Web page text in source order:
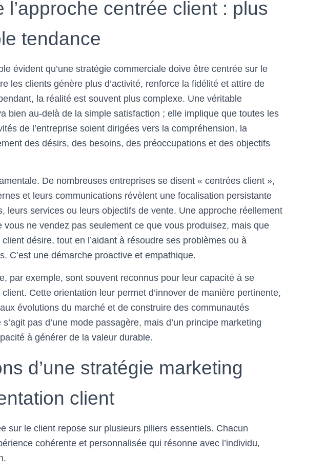
l’approche centrée client : plus
tendance
évident qu’une stratégie commerciale doive être centrée sur le
les clients génère plus d’activité, renforce la fidélité et attire de
la réalité est souvent plus complexe. Une véritable
bien au-delà de la simple satisfaction ; elle implique que toutes les
de l’entreprise soient dirigées vers la compréhension, la
des désirs, des besoins, des préoccupations et des objectifs
De nombreuses entreprises se disent « centrées client »,
et leurs communications révèlent une focalisation persistante
leurs services ou leurs objectifs de vente. Une approche réellement
vous ne vendez pas seulement ce que vous produisez, mais que
désire, tout en l’aidant à résoudre ses problèmes ou à
C’est une démarche proactive et empathique.
par exemple, sont souvent reconnus pour leur capacité à se
Cette orientation leur permet d’innover de manière pertinente,
évolutions du marché et de construire des communautés
pas d’une mode passagère, mais d’un principe marketing
à générer de la valeur durable.
d’une stratégie marketing
client
sur le client repose sur plusieurs piliers essentiels. Chacun
cohérente et personnalisée qui résonne avec l’individu,